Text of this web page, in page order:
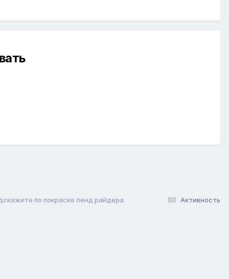
Активность
по покраске ленд райдера